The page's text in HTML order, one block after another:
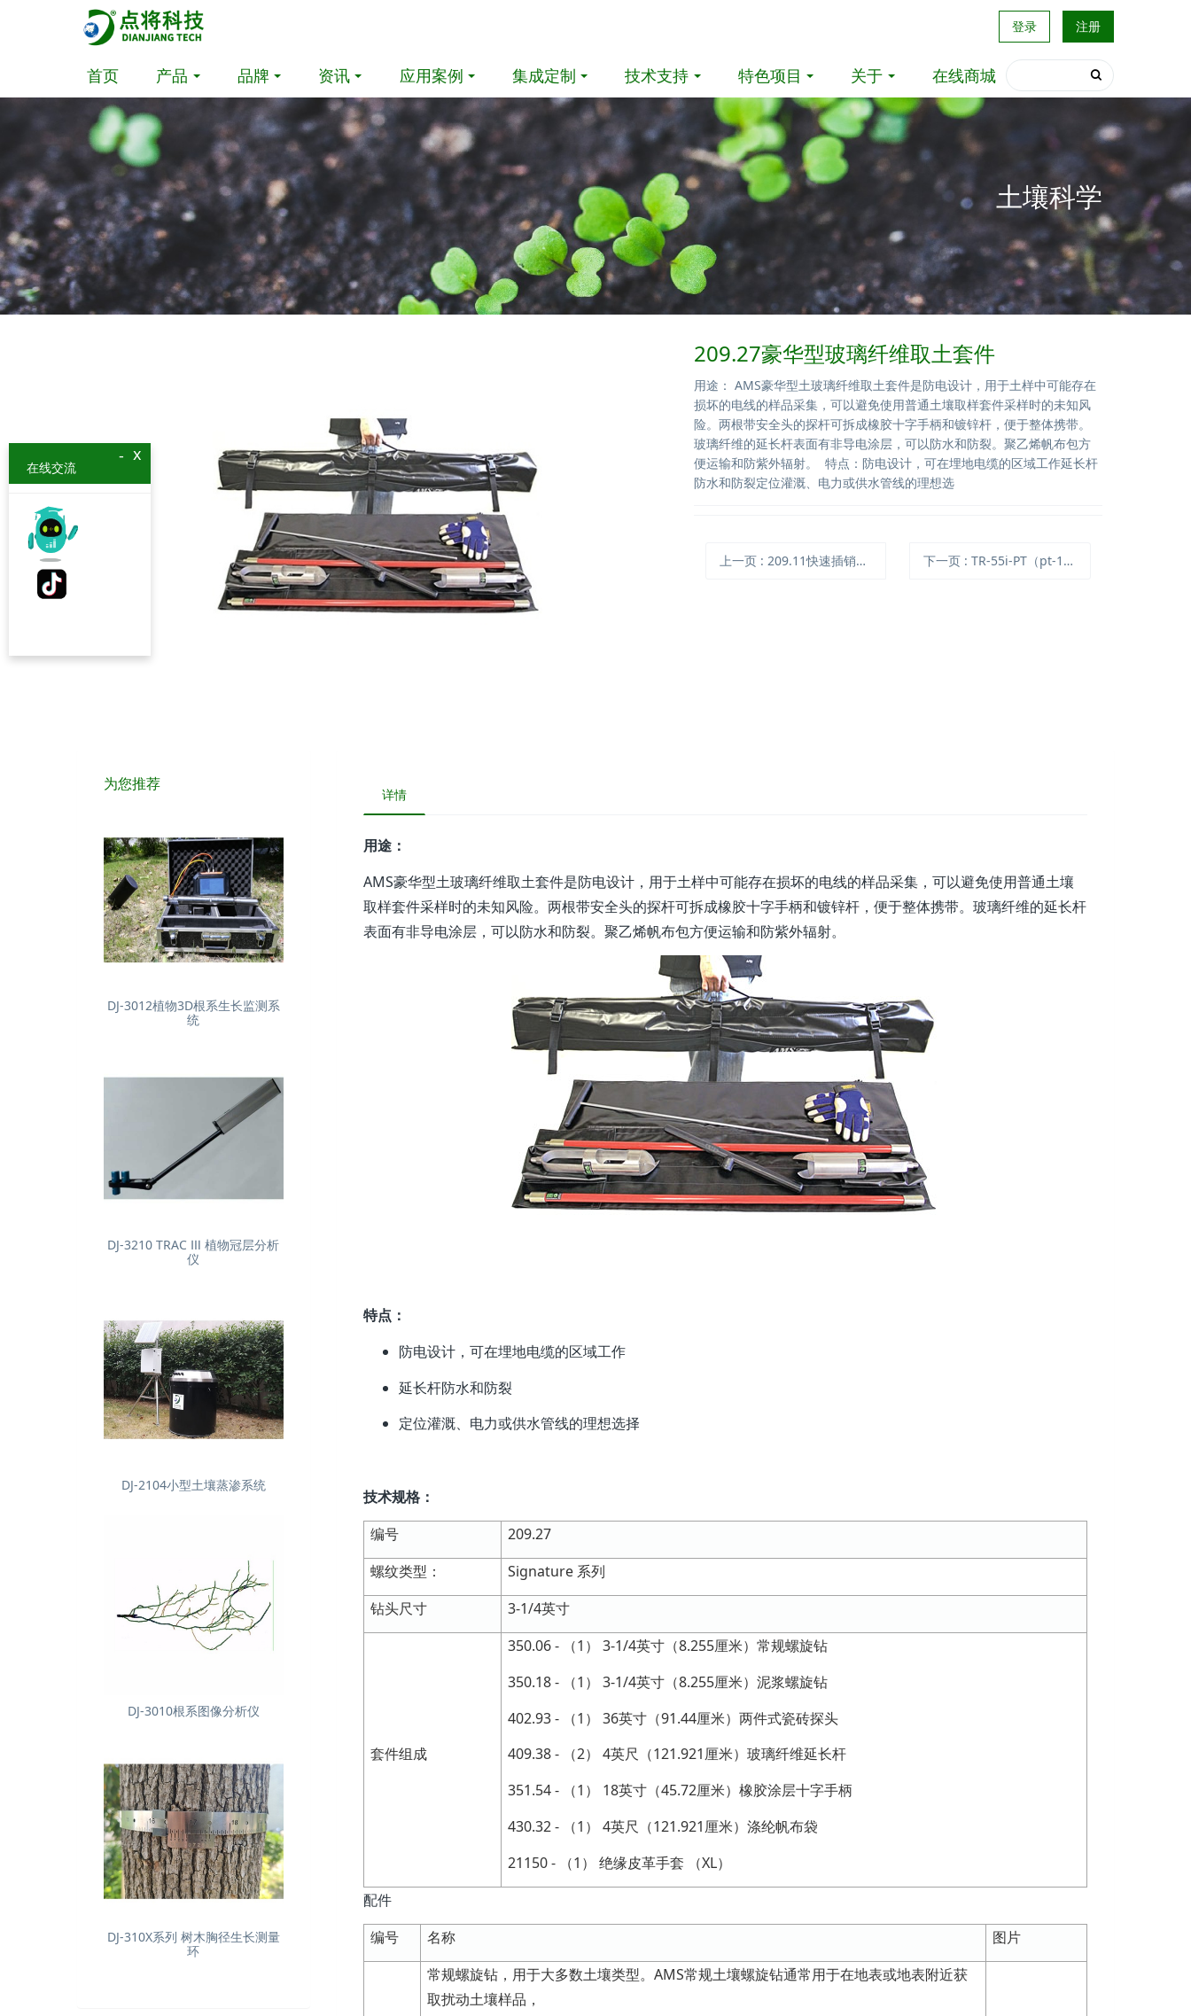
登录 注册
首页 产品 品牌 资讯 应用案例 集成定制 技术支持 特色项目 关于 在线商城
土壤科学
209.27豪华型玻璃纤维取土套件
用途： AMS豪华型土玻璃纤维取土套件是防电设计，用于土样中可能存在
损坏的电线的样品采集，可以避免使用普通土壤取样套件采样时的未知风
险。两根带安全头的探杆可拆成橡胶十字手柄和镀锌杆，便于整体携带。
玻璃纤维的延长杆表面有非导电涂层，可以防水和防裂。聚乙烯帆布包方
便运输和防紫外辐射。 特点：防电设计，可在埋地电缆的区域工作延长杆
防水和防裂定位灌溉、电力或供水管线的理想选
上一页 : 209.11快速插销型动力预打孔土壤取样套件 下一页 : TR-55i-PT（pt-100、pt-1000）型温度记录仪
详情
用途：
AMS豪华型土玻璃纤维取土套件是防电设计，用于土样中可能存在损坏的电线的样品采集，可以避免使用普通土壤
取样套件采样时的未知风险。两根带安全头的探杆可拆成橡胶十字手柄和镀锌杆，便于整体携带。玻璃纤维的延长杆
表面有非导电涂层，可以防水和防裂。聚乙烯帆布包方便运输和防紫外辐射。
特点：
防电设计，可在埋地电缆的区域工作
延长杆防水和防裂
定位灌溉、电力或供水管线的理想选择
技术规格：
编号
209.27
螺纹类型：
Signature 系列
钻头尺寸
3-1/4英寸
套件组成
350.06 - （1） 3-1/4英寸（8.255厘米）常规螺旋钻
350.18 - （1） 3-1/4英寸（8.255厘米）泥浆螺旋钻
402.93 - （1） 36英寸（91.44厘米）两件式瓷砖探头
409.38 - （2） 4英尺（121.921厘米）玻璃纤维延长杆
351.54 - （1） 18英寸（45.72厘米）橡胶涂层十字手柄
430.32 - （1） 4英尺（121.921厘米）涤纶帆布袋
21150 - （1） 绝缘皮革手套 （XL）
配件
编号
名称 图片
常规螺旋钻，用于大多数土壤类型。AMS常规土壤螺旋钻通常用于在地表或地表附近获
取扰动土壤样品，
为您推荐
DJ-3012植物3D根系生长监测系
统
DJ-3210 TRAC Ⅲ 植物冠层分析
仪
DJ-2104小型土壤蒸渗系统
DJ-3010根系图像分析仪
DJ-310X系列 树木胸径生长测量
环
x
-
在线交流